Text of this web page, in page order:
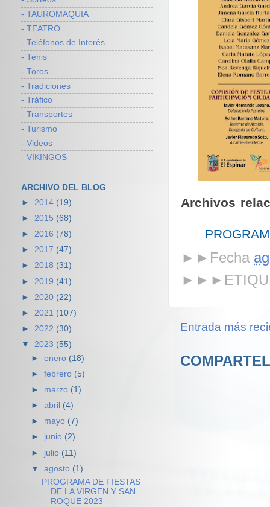
Archivos
►►Fecha
Entrada más
- TAUROMAQUIA
- TEATRO
- Teléfonos de Interés
- Tenis
- Toros
- Tradiciones
- Tráfico
- Transportes
- Turismo
- Videos
- VIKINGOS
ARCHIVO DEL BLOG
► 2014 (19)
► 2015 (68)
► 2016 (78)
► 2017 (47)
► 2018 (31)
► 2019 (41)
► 2020 (22)
► 2021 (107)
► 2022 (30)
▼ 2023 (55)
►enero (18)
►febrero (5)
► marzo (1)
►abril (4)
► mayo (7)
► junio (2)
► julio (11)
▼agosto (1)
PROGRAMA DE FIESTAS
DE LA VIRGEN Y SAN
ROQUE 2023